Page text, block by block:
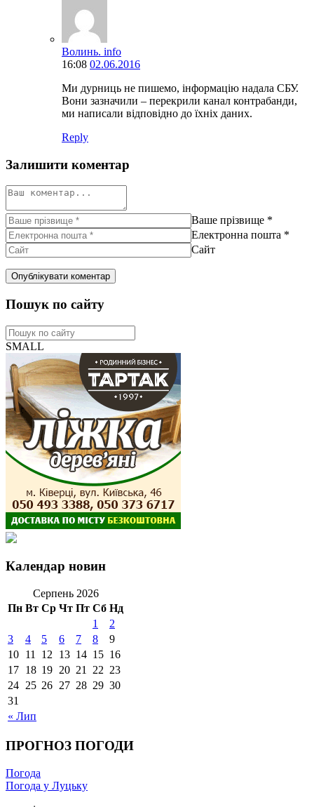
Волинь. info
16:08 02.06.2016
Ми дурниць не пишемо, інформацію надала СБУ.
Вони зазначили – перекрили канал контрабанди,
ми написали відповідно до їхніх даних.
Reply
Залишити коментар
Ваше прізвище *
Електронна пошта *
Сайт
Пошук по сайту
SMALL
Календар новин
Серпень 2026
Пн Вт Ср Чт Пт Сб Нд
« Лип
1
2
3
4 5 6 7 8
9
10 11 12 13 14 15 16
17 18 19 20 21 22 23
24 25 26 27 28 29 30
31
ПРОГНОЗ ПОГОДИ
Погода
Погода у Луцьку